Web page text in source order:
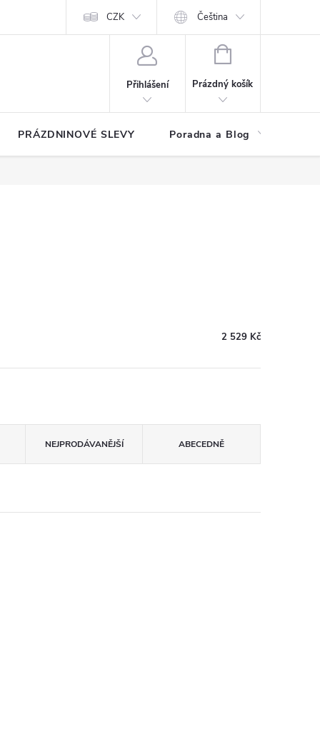
Hodnocení obchodu
CZK Čeština
Přihlášení
NÁKUPNÍ
Prázdný košík
PRÁZDNINOVÉ SLEVY Poradna a Blog
2 529 Kč
NEJPRODÁVANĚJŠÍ ABECEDNĚ